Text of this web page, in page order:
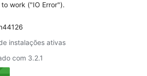
work ("IO Error").
instalações ativas
com 3.2.1